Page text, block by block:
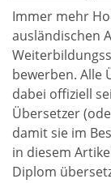
Immer mehr
ausländischen
bewerben. Alle
dabei offiziell
Übersetzer
damit sie im
in diesem
Diplom